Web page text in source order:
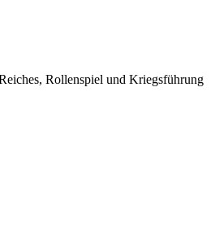
Rollenspiel und Kriegsführung